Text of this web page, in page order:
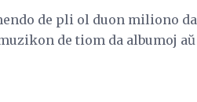
de pli ol duon miliono da
de tiom da albumoj aŭ